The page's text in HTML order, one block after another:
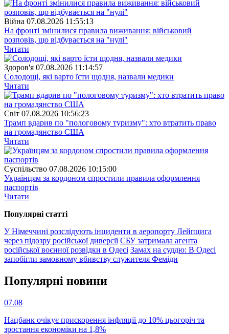
Війна 07.08.2026 11:55:13
На фронті змінилися правила виживання: військовий
розповів, що відбувається на "нулі"
Читати
Здоров'я 07.08.2026 11:14:57
Солодощі, які варто їсти щодня, назвали медики
Читати
Свiт 07.08.2026 10:56:23
Трамп вдарив по "пологовому туризму": хто втратить право
на громадянство США
Читати
Суспiльство 07.08.2026 10:15:00
Українцям за кордоном спростили правила оформлення
паспортів
Читати
Популярнi статтi
У Німеччині розслідують інциденти в аеропорту Лейпцига
через підозру російської диверсії СБУ затримала агента
російської воєнної розвідки в Одесі Замах на суддю: В Одесі
запобігли замовному вбивству служителя Феміди
Популярнi новини
07.08
Нацбанк очікує прискорення інфляції до 10% цьогоріч та
зростання економіки на 1,8%